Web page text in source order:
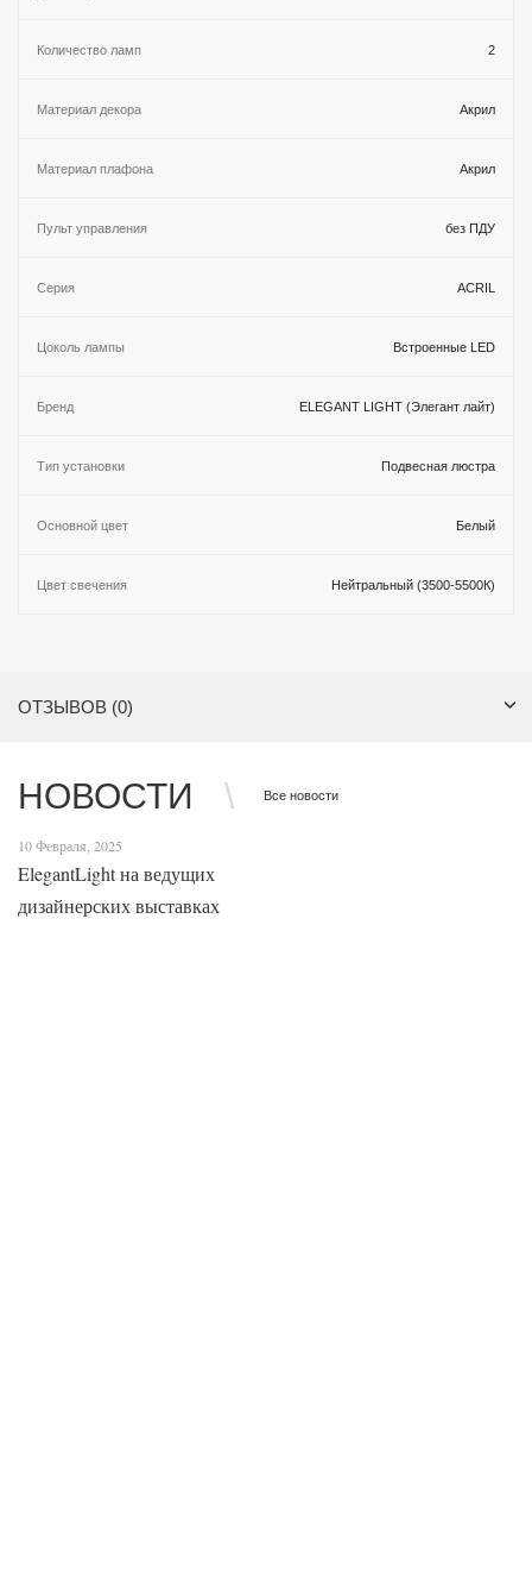
Количество ламп 2
Материал декора Акрил
Материал плафона Акрил
Пульт управления без ПДУ
Серия ACRIL
Цоколь лампы Встроенные LED
Бренд ELEGANT LIGHT (Элегант лайт)
Тип установки Подвесная люстра
Основной цвет Белый
Цвет свечения Нейтральный (3500-5500К)
ОТЗЫВОВ (0)
НОВОСТИ Все новости
10 Февраля, 2025
ElegantLight на ведущих
дизайнерских выставках